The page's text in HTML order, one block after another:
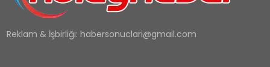
Reklam & İşbirliği: habersonuclari@gmail.com